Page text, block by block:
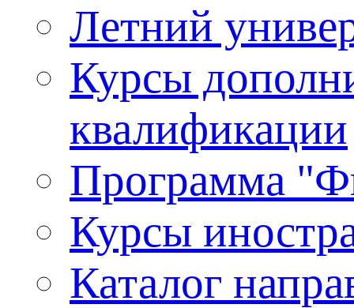
Летний
Курсы
квалификации
Программа
Курсы
Каталог